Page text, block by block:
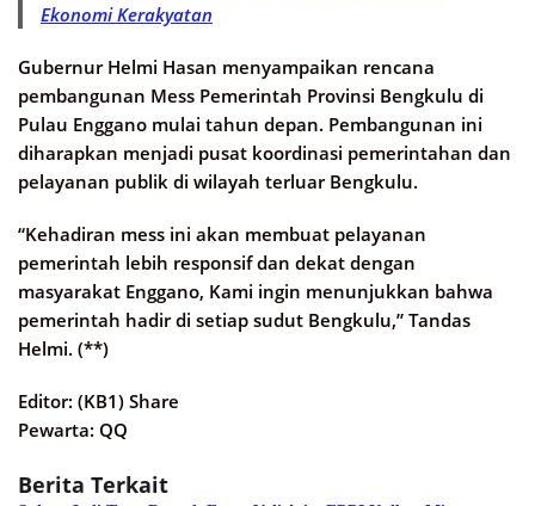
Ekonomi Kerakyatan
Gubernur Helmi Hasan menyampaikan rencana
pembangunan Mess Pemerintah Provinsi Bengkulu di
Pulau Enggano mulai tahun depan. Pembangunan ini
diharapkan menjadi pusat koordinasi pemerintahan dan
pelayanan publik di wilayah terluar Bengkulu.
“Kehadiran mess ini akan membuat pelayanan
pemerintah lebih responsif dan dekat dengan
masyarakat Enggano, Kami ingin menunjukkan bahwa
pemerintah hadir di setiap sudut Bengkulu,” Tandas
Helmi. (**)
Editor: (KB1) Share
Pewarta: QQ
Berita Terkait